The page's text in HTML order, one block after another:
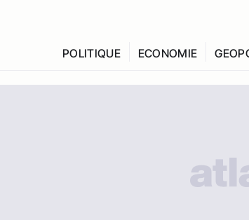
POLITIQUE ECONOMIE